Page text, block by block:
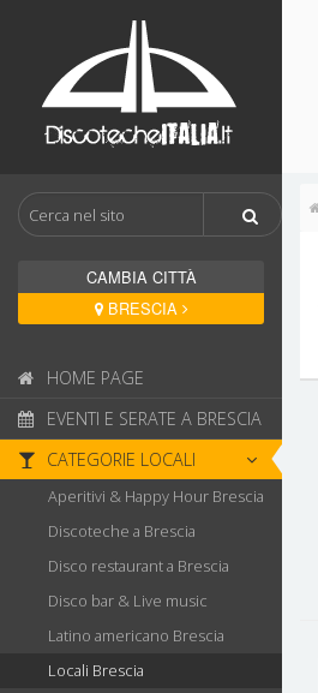
CAMBIA CITTÀ
BRESCIA
HOME PAGE
EVENTI E SERATE A BRESCIA
CATEGORIE LOCALI
Aperitivi & Happy Hour Brescia
Discoteche a Brescia
Disco restaurant a Brescia
Disco bar & Live music
Latino americano Brescia
Locali Brescia